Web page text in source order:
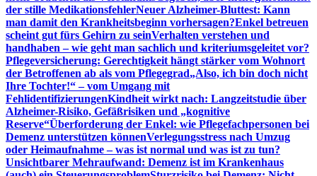
der stille MedikationsfehlerNeuer Alzheimer-Bluttest: Kann
man damit den Krankheitsbeginn vorhersagen?Enkel betreuen
scheint gut fürs Gehirn zu seinVerhalten verstehen und
handhaben – wie geht man sachlich und kriteriumsgeleitet vor?
Pflegeversicherung: Gerechtigkeit hängt stärker vom Wohnort
der Betroffenen ab als vom Pflegegrad„Also, ich bin doch nicht
Ihre Tochter!“ – vom Umgang mit
FehlidentifizierungenKindheit wirkt nach: Langzeitstudie über
Alzheimer-Risiko, Gefäßrisiken und „kognitive
Reserve“Überforderung der Enkel: wie Pflegefachpersonen bei
Demenz unterstützen könnenVerlegungsstress nach Umzug
oder Heimaufnahme – was ist normal und was ist zu tun?
Unsichtbarer Mehraufwand: Demenz ist im Krankenhaus